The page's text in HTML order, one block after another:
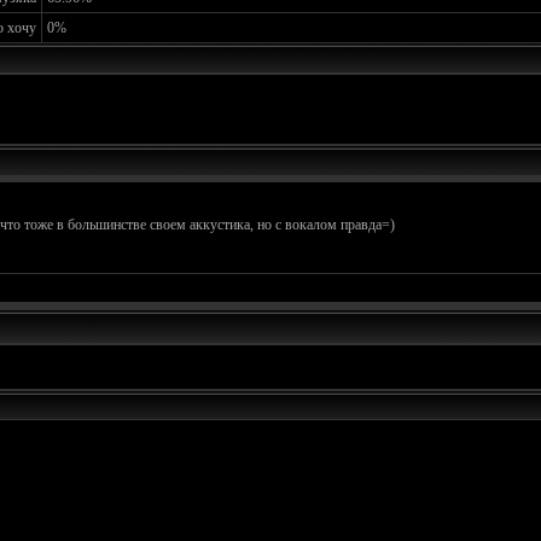
хочу
0%
тоже в большинстве своем аккустика, но с вокалом правда=)